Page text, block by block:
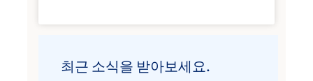
최근 소식을 받아보세요.